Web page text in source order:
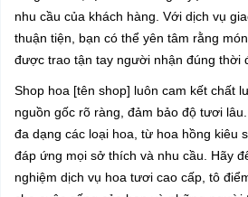
nhu cầu của khách hàng. Với dịch vụ
thuận tiện, bạn có thể yên tâm rằng
được trao tận tay người nhận đúng thời
Shop hoa [tên shop] luôn cam kết chất
nguồn gốc rõ ràng, đảm bảo độ tươi
đa dạng các loại hoa, từ hoa hồng kiêu
đáp ứng mọi sở thích và nhu cầu. Hãy
nghiệm dịch vụ hoa tươi cao cấp, tô